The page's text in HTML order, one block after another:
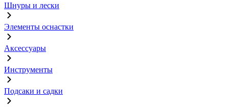
Шнуры и лески
Элементы оснастки
Аксессуары
Инструменты
Подсаки и садки